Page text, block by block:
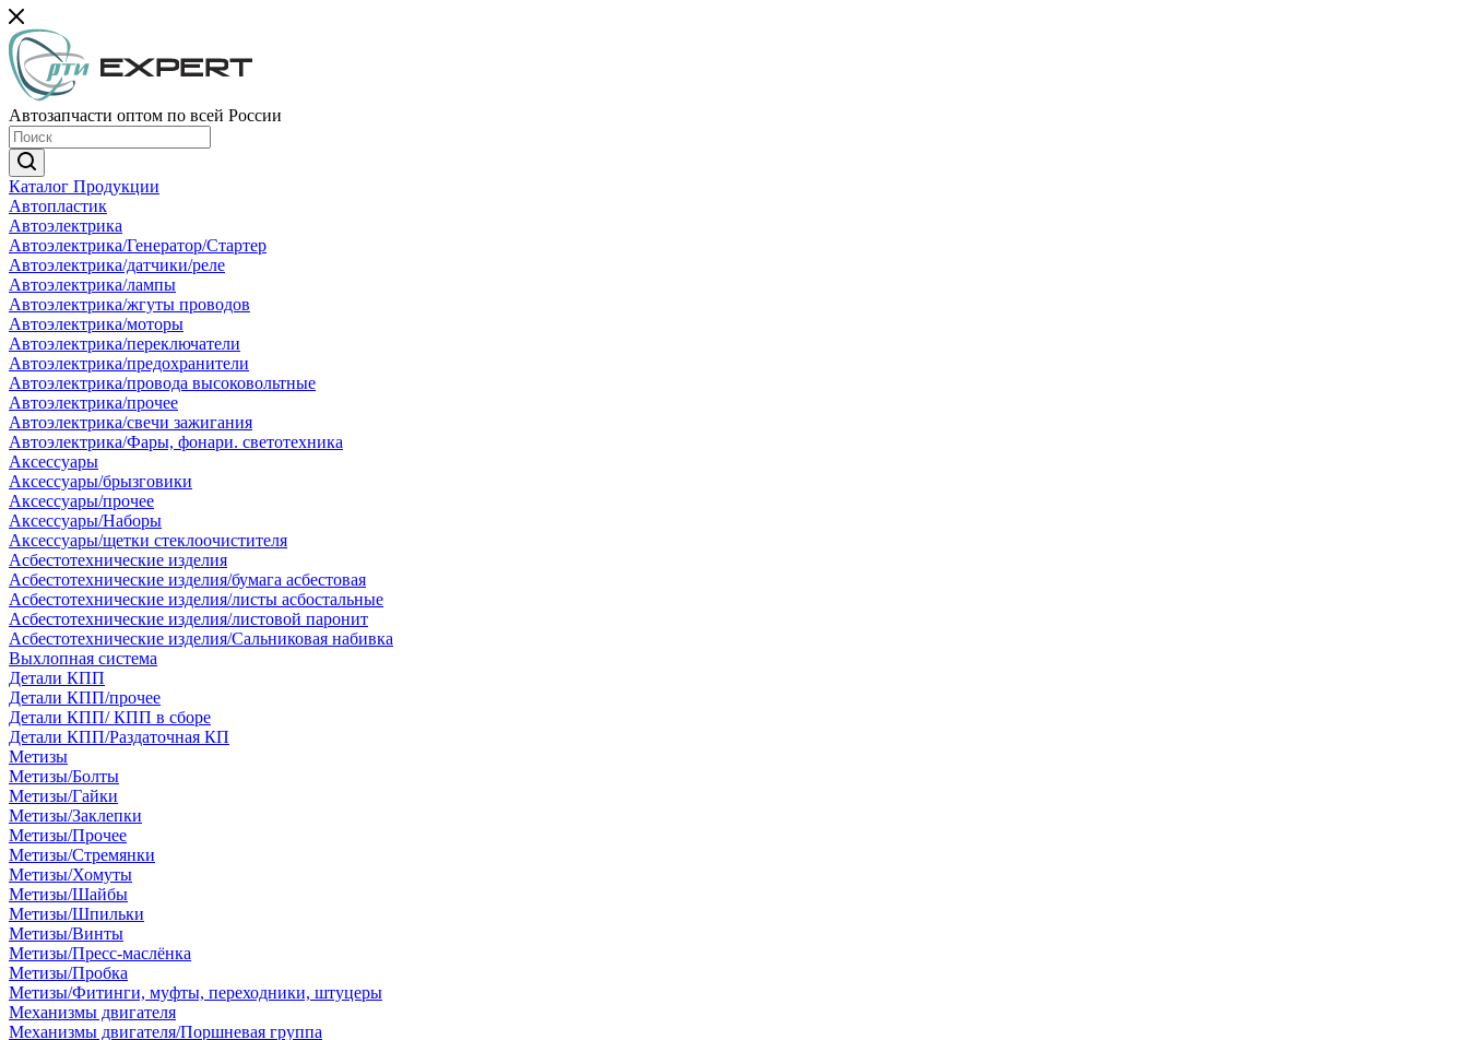
Автозапчасти оптом по всей России
Каталог Продукции
Автопластик
Автоэлектрика
Автоэлектрика/Генератор/Стартер
Автоэлектрика/датчики/реле
Автоэлектрика/лампы
Автоэлектрика/жгуты проводов
Автоэлектрика/моторы
Автоэлектрика/переключатели
Автоэлектрика/предохранители
Автоэлектрика/провода высоковольтные
Автоэлектрика/прочее
Автоэлектрика/свечи зажигания
Автоэлектрика/Фары, фонари. светотехника
Аксессуары
Аксессуары/брызговики
Аксессуары/прочее
Аксессуары/Наборы
Аксессуары/щетки стеклоочистителя
Асбестотехнические изделия
Асбестотехнические изделия/бумага асбестовая
Асбестотехнические изделия/листы асбостальные
Асбестотехнические изделия/листовой паронит
Асбестотехнические изделия/Сальниковая набивка
Выхлопная система
Детали КПП
Детали КПП/прочее
Детали КПП/ КПП в сборе
Детали КПП/Раздаточная КП
Метизы
Метизы/Болты
Метизы/Гайки
Метизы/Заклепки
Метизы/Прочее
Метизы/Стремянки
Метизы/Хомуты
Метизы/Шайбы
Метизы/Шпильки
Метизы/Винты
Метизы/Пресс-маслёнка
Метизы/Пробка
Метизы/Фитинги, муфты, переходники, штуцеры
Механизмы двигателя
Механизмы двигателя/Поршневая группа